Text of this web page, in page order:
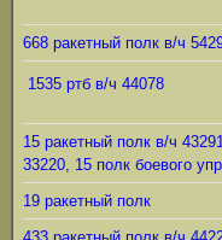
668 ракетный полк в/ч
1535 ртб в/ч 44078
15 ракетный полк в/ч
33220, 15 полк боевого
19 ракетный полк